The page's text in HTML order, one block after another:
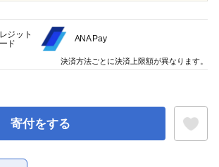
寄付をする
ジット
ド
ANA Pay
決済方法ごとに決済上限額が異なります。